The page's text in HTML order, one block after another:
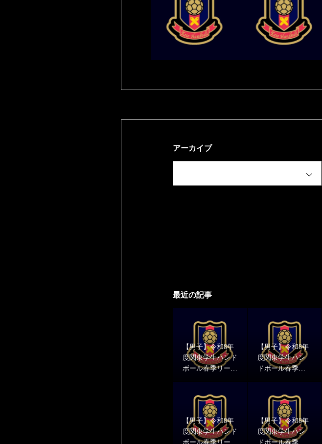
アーカイブ
最近の記事
【男子】令和8年
度関東学生ハンド
ボール春季リーグ
【男子】令和8年
度関東学生ハン
ドボール春季リ
学 結果報告
【男子】令和8年
度関東学生ハンド
ボール春季リーグ
【男子】令和8年
度関東学生ハン
ドボール春季リ